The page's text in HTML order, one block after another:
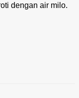
dengan air milo.